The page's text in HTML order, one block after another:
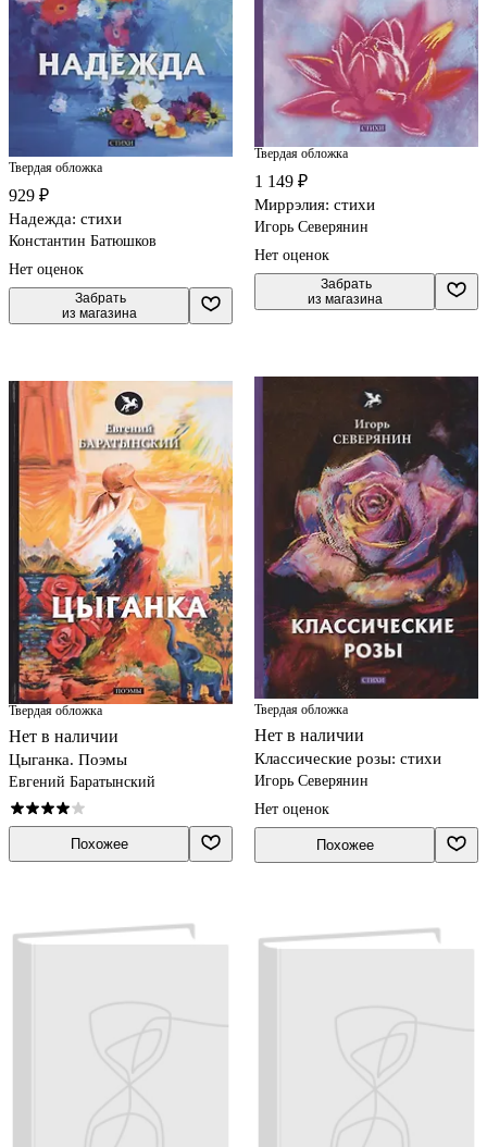
Твердая обложка
929 ₽
Надежда: стихи
Константин Батюшков
Нет оценок
Забрать
из магазина
Твердая обложка
1 149 ₽
Миррэлия: стихи
Игорь Северянин
Нет оценок
Забрать
из магазина
Твердая обложка
Нет в наличии
Цыганка. Поэмы
Евгений Баратынский
Похожее
Твердая обложка
Нет в наличии
Классические розы: стихи
Игорь Северянин
Нет оценок
Похожее